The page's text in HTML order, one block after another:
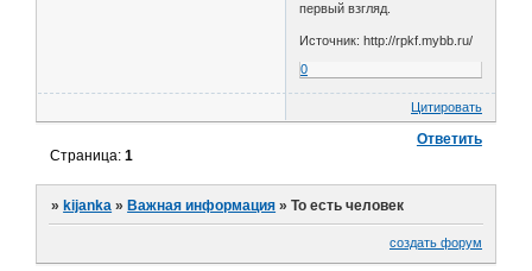
первый взгляд.
Источник: http://rpkf.mybb.ru/
0
Цитировать
Ответить
Страница:1
»kijanka »Важная информация »То есть человек
создать форум